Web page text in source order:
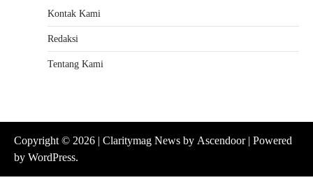
Kontak Kami
Redaksi
Tentang Kami
Copyright © 2026 | Claritymag News by Ascendoor| Powered
by WordPress.